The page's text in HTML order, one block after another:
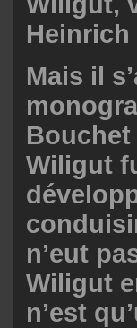
Heinrich
Mais il
Bouchet
Wiligut
n’eut
Wiligut
n’est